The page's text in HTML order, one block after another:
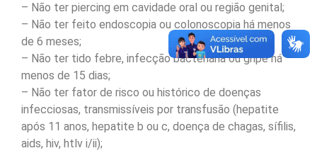
– Não ter piercing em cavidade oral ou região genital;
– Não ter feito endoscopia ou colonoscopia há menos
de 6 meses;
– Não ter tido febre, infecção bacteriana ou gripe há
menos de 15 dias;
– Não ter fator de risco ou histórico de doenças
infecciosas, transmissíveis por transfusão (hepatite
após 11 anos, hepatite b ou c, doença de chagas, sífilis,
aids, hiv, htlv i/ii);